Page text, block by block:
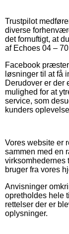
Trustpilot
diverse
det fornuftigt, at
af Echoes 04 –
Facebook
løsninger til at få
Derudover er der
mulighed for at
service, som
kunders
Vores website er
sammen med en
virksomhedernes
bruger fra vores
Anvisninger
opretholdes hele
rettelser der er
oplysninger.